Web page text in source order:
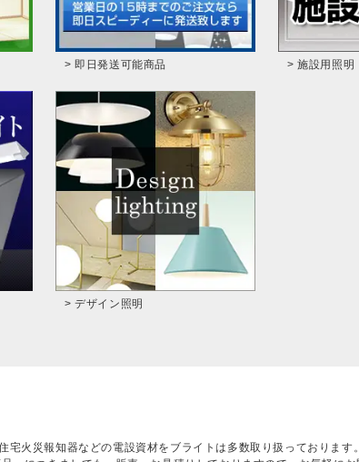
> 即日発送可能商品 > 施設用照明
> デザイン照明
火災報知器などの電設資材をブライトは多数取り扱っております。